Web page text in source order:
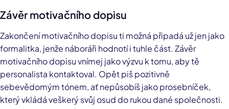
Závěr motivačního dopisu
Zakončení motivačního dopisu ti možná připadá už jen jako
formalitka, jenže náboráři hodnotí i tuhle část. Závěr
motivačního dopisu vnímej jako výzvu k tomu, aby tě
personalista kontaktoval. Opět piš pozitivně
sebevědomým tónem, ať nepůsobíš jako prosebníček,
který vkládá veškerý svůj osud do rukou dané společnosti.